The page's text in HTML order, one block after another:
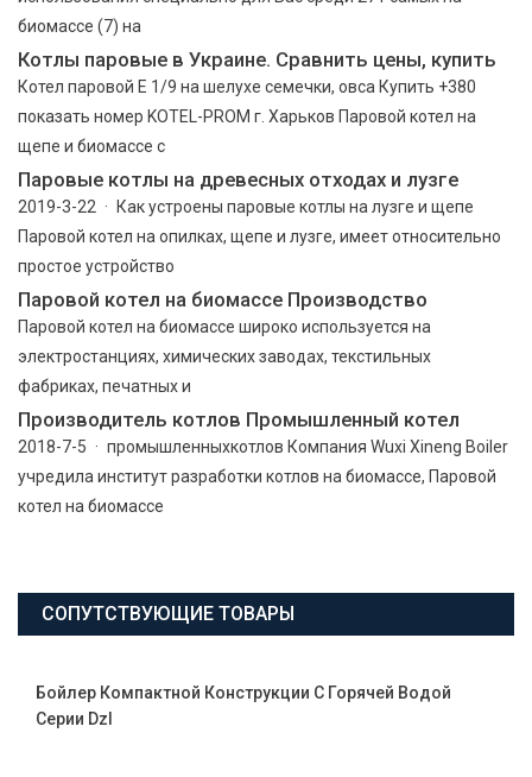
биомассе (7) на
Котлы паровые в Украине. Сравнить цены, купить
Котел паровой Е 1/9 на шелухе семечки, овса Купить +380
показать номер KOTEL-PROM г. Харьков Паровой котел на
щепе и биомассе с
Паровые котлы на древесных отходах и лузге
2019-3-22 · Как устроены паровые котлы на лузге и щепе
Паровой котел на опилках, щепе и лузге, имеет относительно
простое устройство
Паровой котел на биомассе Производство
Паровой котел на биомассе широко используется на
электростанциях, химических заводах, текстильных
фабриках, печатных и
Производитель котлов Промышленный котел
2018-7-5 · промышленныхкотлов Компания Wuxi Xineng Boiler
учредила институт разработки котлов на биомассе, Паровой
котел на биомассе
СОПУТСТВУЮЩИЕ ТОВАРЫ
Бойлер Компактной Конструкции С Горячей Водой
Серии Dzl